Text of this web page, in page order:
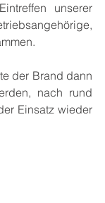
unserer
der Brand dann
nach rund
Einsatz wieder